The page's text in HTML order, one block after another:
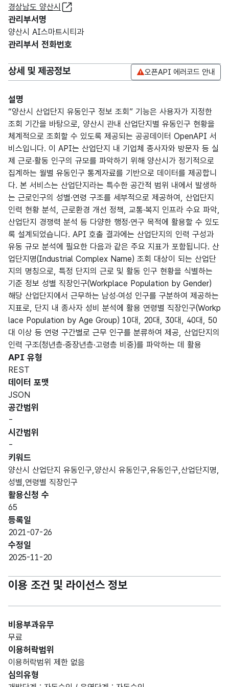
경상남도 양산시
관리부서명
양산시 AI스마트시티과
관리부서 전화번호
상세 및 제공정보 오픈API 에러코드 안내
설명
“양산시 산업단지 유동인구 정보 조회” 기능은 사용자가 지정한
조회 기간을 바탕으로, 양산시 관내 산업단지별 유동인구 현황을
체계적으로 조회할 수 있도록 제공되는 공공데이터 OpenAPI 서
비스입니다. 이 API는 산업단지 내 기업체 종사자와 방문자 등 실
제 근로·활동 인구의 규모를 파악하기 위해 양산시가 정기적으로
집계하는 월별 유동인구 통계자료를 기반으로 데이터를 제공합니
다. 본 서비스는 산업단지라는 특수한 공간적 범위 내에서 발생하
는 근로인구의 성별·연령 구조를 세부적으로 제공하여, 산업단지
인력 현황 분석, 근로환경 개선 정책, 교통·복지 인프라 수요 파악,
산업단지 경쟁력 분석 등 다양한 행정·연구 목적에 활용할 수 있도
록 설계되었습니다. API 호출 결과에는 산업단지의 인력 구성과
유동 규모 분석에 필요한 다음과 같은 주요 지표가 포함됩니다. 산
업단지명(Industrial Complex Name) 조회 대상이 되는 산업단
지의 명칭으로, 특정 단지의 근로 및 활동 인구 현황을 식별하는
기준 정보 성별 직장인구(Workplace Population by Gender)
해당 산업단지에서 근무하는 남성·여성 인구를 구분하여 제공하는
지표로, 단지 내 종사자 성비 분석에 활용 연령별 직장인구(Workp
lace Population by Age Group) 10대, 20대, 30대, 40대, 50
대 이상 등 연령 구간별로 근무 인구를 분류하여 제공, 산업단지의
인력 구조(청년층·중장년층·고령층 비중)를 파악하는 데 활용
API 유형
REST
데이터 포맷
JSON
공간범위
-
시간범위
-
키워드
양산시 산업단지 유동인구,양산시 유동인구,유동인구,산업단지명,
성별,연령별 직장인구
활용신청 수
65
등록일
2021-07-26
수정일
2025-11-20
이용 조건 및 라이선스 정보
비용부과유무
무료
이용허락범위
이용허락범위 제한 없음
심의유형